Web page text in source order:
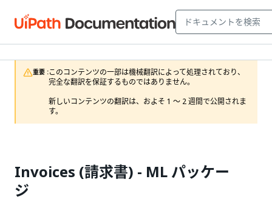
重要 :このコンテンツの一部は機械翻訳によって処理されており、
完全な翻訳を保証するものではありません。
新しいコンテンツの翻訳は、およそ 1 ～ 2 週間で公開されま
す。
Invoices (請求書) - ML パッケー
ジ